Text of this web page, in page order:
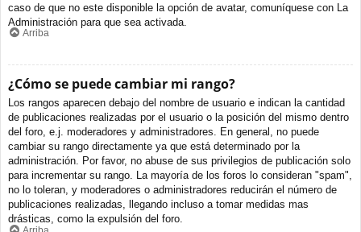
caso de que no este disponible la opción de avatar, comuníquese con La
Administración para que sea activada.
Arriba
¿Cómo se puede cambiar mi rango?
Los rangos aparecen debajo del nombre de usuario e indican la cantidad
de publicaciones realizadas por el usuario o la posición del mismo dentro
del foro, e.j. moderadores y administradores. En general, no puede
cambiar su rango directamente ya que está determinado por la
administración. Por favor, no abuse de sus privilegios de publicación solo
para incrementar su rango. La mayoría de los foros lo consideran "spam",
no lo toleran, y moderadores o administradores reducirán el número de
publicaciones realizadas, llegando incluso a tomar medidas mas
drásticas, como la expulsión del foro.